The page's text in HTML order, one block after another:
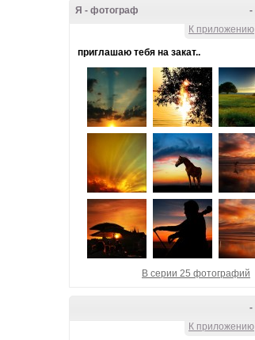
-
Я - фотограф
К приложению
приглашаю тебя на закат..
В серии 25 фотографий
-
К приложению